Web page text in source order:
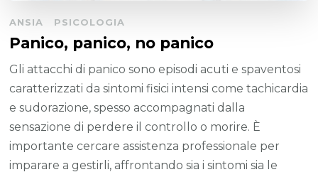
ANSIA PSICOLOGIA
Panico, panico, no panico
Gli attacchi di panico sono episodi acuti e spaventosi
caratterizzati da sintomi fisici intensi come tachicardia
e sudorazione, spesso accompagnati dalla
sensazione di perdere il controllo o morire. È
importante cercare assistenza professionale per
imparare a gestirli, affrontando sia i sintomi sia le